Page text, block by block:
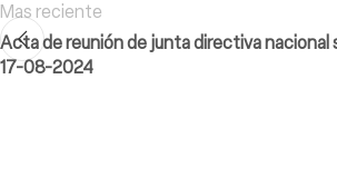
Mas reciente
Acta de reunión de junta directiva
17-08-2024